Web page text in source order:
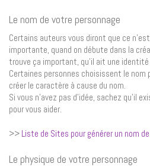
Le nom de votre personnage
Certains auteurs vous diront que ce
importante, quand on débute dans la
trouve ça important, qu’il ait une identité
Certaines personnes choisissent le nom
créer le caractère à cause du nom.
Si vous n’avez pas d’idée, sachez qu’il
pour vous aider.
>> Liste de Sites pour générer un nom
Le physique de votre personnage